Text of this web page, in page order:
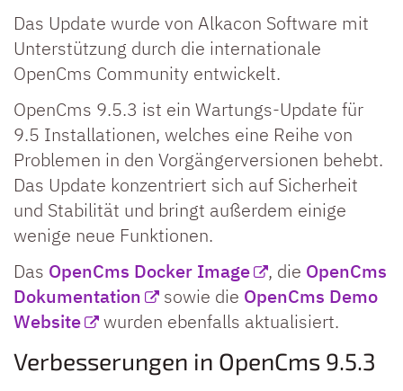
Das Update wurde von Alkacon Software mit
Unterstützung durch die internationale
OpenCms Community entwickelt.
OpenCms 9.5.3 ist ein Wartungs-Update für
9.5 Installationen, welches eine Reihe von
Problemen in den Vorgängerversionen behebt.
Das Update konzentriert sich auf Sicherheit
und Stabilität und bringt außerdem einige
wenige neue Funktionen.
Das OpenCms Docker Image , die OpenCms
Dokumentation
sowie die OpenCms Demo
Website
wurden ebenfalls aktualisiert.
Verbesserungen in OpenCms 9.5.3